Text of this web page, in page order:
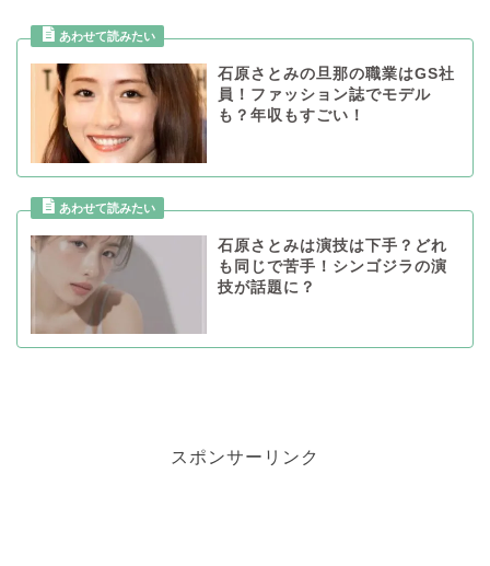
石原さとみの旦那の職業はGS社
員！ファッション誌でモデル
も？年収もすごい！
石原さとみは演技は下手？どれ
も同じで苦手！シンゴジラの演
技が話題に？
スポンサーリンク